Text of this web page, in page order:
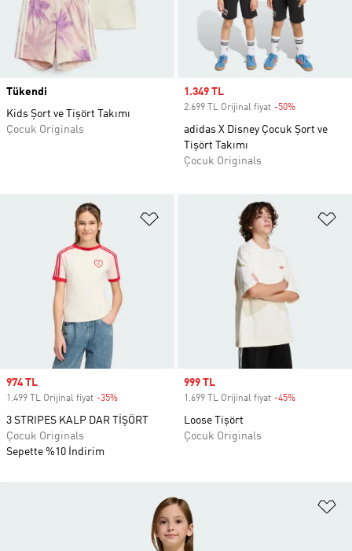
Tükendi
Kids Şort ve Tişört Takımı
Çocuk Originals
Sale price
1.349 TL
2.699 TL Orijinal fiyat -50%
adidas X Disney Çocuk Şort ve
Tişört Takımı
Çocuk Originals
Favori Listesine Ekle
Sale price
974 TL
1.499 TL Orijinal fiyat -35%
3 STRIPES KALP DAR TİŞÖRT
Çocuk Originals
Sepette %10 İndirim
Sale price
999 TL
1.699 TL Orijinal fiyat -45%
Loose Tişört
Çocuk Originals